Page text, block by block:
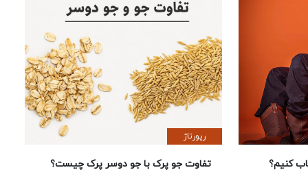
کنیم؟
رپورتاژ
تفاوت جو پرک با جو دوسر پرک چیست؟